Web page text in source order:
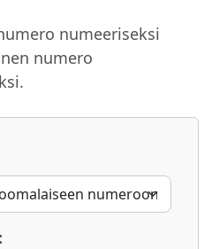
numeeriseksi
numero